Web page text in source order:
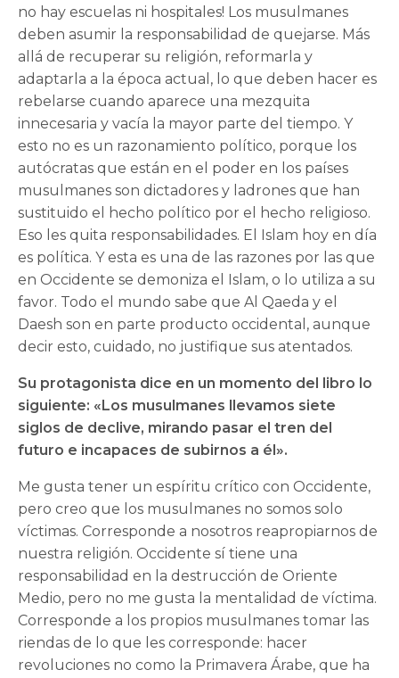
no hay escuelas ni hospitales! Los musulmanes
deben asumir la responsabilidad de quejarse. Más
allá de recuperar su religión, reformarla y
adaptarla a la época actual, lo que deben hacer es
rebelarse cuando aparece una mezquita
innecesaria y vacía la mayor parte del tiempo. Y
esto no es un razonamiento político, porque los
autócratas que están en el poder en los países
musulmanes son dictadores y ladrones que han
sustituido el hecho político por el hecho religioso.
Eso les quita responsabilidades. El Islam hoy en día
es política. Y esta es una de las razones por las que
en Occidente se demoniza el Islam, o lo utiliza a su
favor. Todo el mundo sabe que Al Qaeda y el
Daesh son en parte producto occidental, aunque
decir esto, cuidado, no justifique sus atentados.
Su protagonista dice en un momento del libro lo
siguiente: «Los musulmanes llevamos siete
siglos de declive, mirando pasar el tren del
futuro e incapaces de subirnos a él».
Me gusta tener un espíritu crítico con Occidente,
pero creo que los musulmanes no somos solo
víctimas. Corresponde a nosotros reapropiarnos de
nuestra religión. Occidente sí tiene una
responsabilidad en la destrucción de Oriente
Medio, pero no me gusta la mentalidad de víctima.
Corresponde a los propios musulmanes tomar las
riendas de lo que les corresponde: hacer
revoluciones no como la Primavera Árabe, que ha